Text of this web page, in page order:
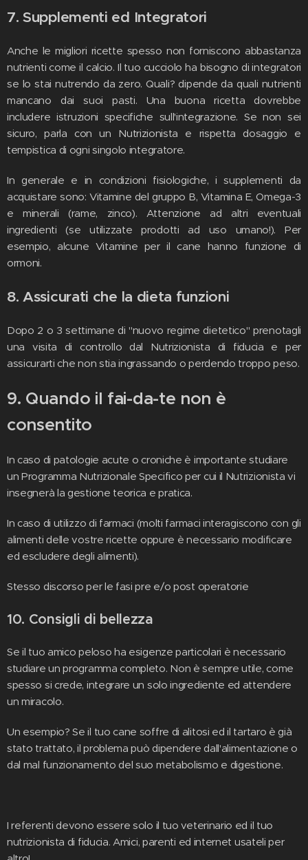
7. Supplementi ed Integratori
Anche le migliori ricette spesso non forniscono abbastanza
nutrienti come il calcio. Il tuo cucciolo ha bisogno di integratori
se lo stai nutrendo da zero. Quali? dipende da quali nutrienti
mancano dai suoi pasti. Una buona ricetta dovrebbe
includere istruzioni specifiche sull'integrazione. Se non sei
sicuro, parla con un Nutrizionista e rispetta dosaggio e
tempistica di ogni singolo integratore.
In generale e in condizioni fisiologiche, i supplementi da
acquistare sono: Vitamine del gruppo B, Vitamina E, Omega-3
e minerali (rame, zinco). Attenzione ad altri eventuali
ingredienti (se utilizzate prodotti ad uso umano!). Per
esempio, alcune Vitamine per il cane hanno funzione di
ormoni.
8. Assicurati che la dieta funzioni
Dopo 2 o 3 settimane di "nuovo regime dietetico" prenotagli
una visita di controllo dal Nutrizionista di fiducia e per
assicurarti che non stia ingrassando o perdendo troppo peso.
9. Quando il fai-da-te non è
consentito
In caso di patologie acute o croniche è importante studiare
un Programma Nutrizionale Specifico per cui il Nutrizionista vi
insegnerà la gestione teorica e pratica.
In caso di utilizzo di farmaci (molti farmaci interagiscono con gli
alimenti delle vostre ricette oppure è necessario modificare
ed escludere degli alimenti).
Stesso discorso per le fasi pre e/o post operatorie
10. Consigli di bellezza
Se il tuo amico peloso ha esigenze particolari è necessario
studiare un programma completo. Non è sempre utile, come
spesso si crede, integrare un solo ingrediente ed attendere
un miracolo.
Un esempio? Se il tuo cane soffre di alitosi ed il tartaro è già
stato trattato, il problema può dipendere dall'alimentazione o
dal mal funzionamento del suo metabolismo e digestione.
I referenti devono essere solo il tuo veterinario ed il tuo
nutrizionista di fiducia. Amici, parenti ed internet usateli per